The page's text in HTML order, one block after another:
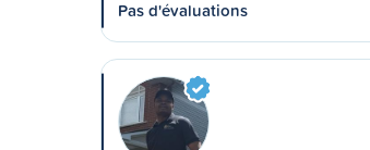
Pas d'évaluations